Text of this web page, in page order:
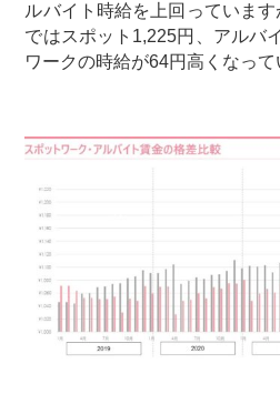
ルバイト時給を上回っていま
ではスポット1,225円、アルバ
ワークの時給が64円高くなって